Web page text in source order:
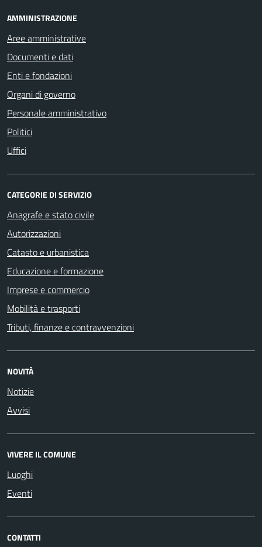
AMMINISTRAZIONE
Aree amministrative
Documenti e dati
Enti e fondazioni
Organi di governo
Personale amministrativo
Politici
Uffici
CATEGORIE DI SERVIZIO
Anagrafe e stato civile
Autorizzazioni
Catasto e urbanistica
Educazione e formazione
Imprese e commercio
Mobilità e trasporti
Tributi, finanze e contravvenzioni
NOVITÀ
Notizie
Avvisi
VIVERE IL COMUNE
Luoghi
Eventi
CONTATTI